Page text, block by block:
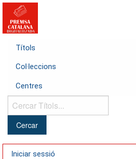
Títols
Col·leccions
Centres
Cercar
Títols...
Iniciar sessió